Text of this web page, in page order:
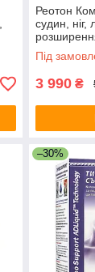
Реотон
судин, ніг,
геморой,
судоми,
Під
3 990 ₴
–30%